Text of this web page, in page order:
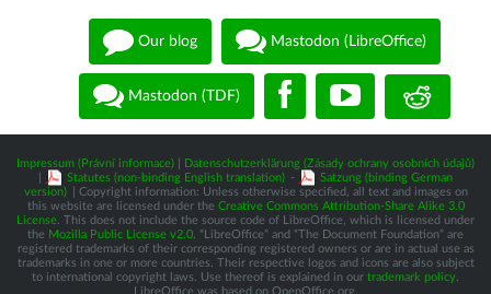
Our blog Mastodon (LibreOffice)
Mastodon (TDF)
Impressum (Právní informace)
Datenschutzerklärung (Zásady ochrany osobních údajů)
Statutes (non-binding English translation) -
Satzung (binding German
version)
| Copyright information: Unless otherwise specified, all text and images on
this website are licensed under the Creative Commons Attribution-Share Alike 3.0
License . This does not include the source code of LibreOffice, which is licensed under
the Mozilla Public License v2.0 . “LibreOffice” and “The Document Foundation” are
registered trademarks of their corresponding registered owners or are in actual use as
trademarks in one or more countries. Their respective logos and icons are also subject
to international copyright laws. Use thereof is explained in our trademark policy
LibreOffice was based on OpenOffice.org.